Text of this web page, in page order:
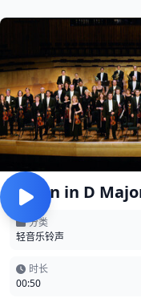
Canon in D
分类
轻音乐铃声
时长
00:50